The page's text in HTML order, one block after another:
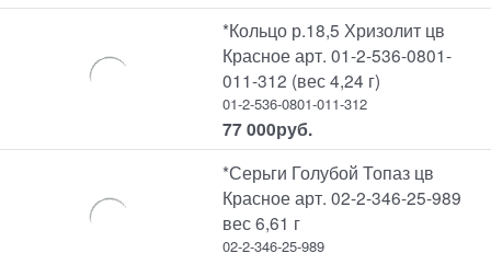
*Кольцо р.18,5 Хризолит цв
Красное арт. 01-2-536-0801-
011-312 (вес 4,24 г)
01-2-536-0801-011-312
77 000руб.
*Серьги Голубой Топаз цв
Красное арт. 02-2-346-25-989
вес 6,61 г
02-2-346-25-989